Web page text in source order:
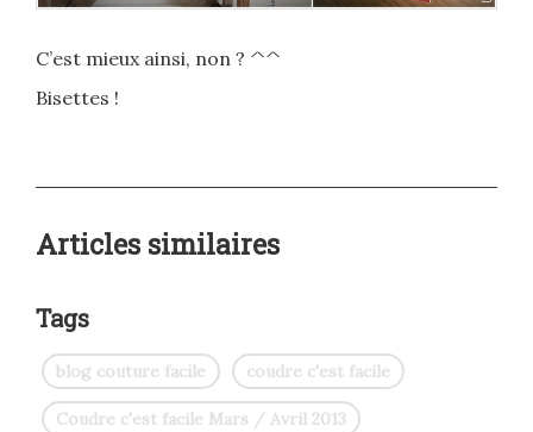
C’est mieux ainsi, non ? ^^
Bisettes !
Articles similaires
Tags
blog couture facile coudre c'est facile
Coudre c'est facile Mars / Avril 2013